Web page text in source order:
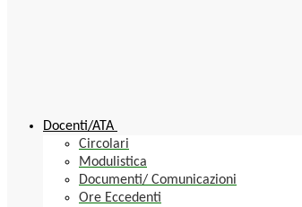
Docenti/ATA
Circolari
Modulistica
Documenti/ Comunicazioni
Ore Eccedenti